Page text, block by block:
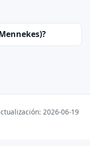
2026-06-19